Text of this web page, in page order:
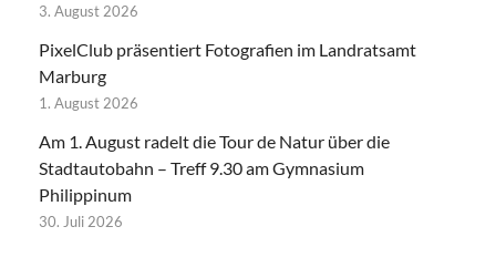
3. August 2026
PixelClub präsentiert Fotografien im Landratsamt
Marburg
1. August 2026
Am 1. August radelt die Tour de Natur über die
Stadtautobahn – Treff 9.30 am Gymnasium
Philippinum
30. Juli 2026